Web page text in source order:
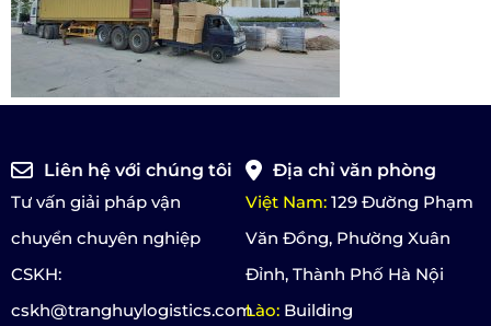
Liên hệ với chúng tôi
Tư vấn giải pháp vận
chuyển chuyên nghiệp
CSKH:
cskh@tranghuylogistics.com
Địa chỉ văn phòng
Việt Nam: 129 Đường Phạm
Văn Đồng, Phường Xuân
Đỉnh, Thành Phố Hà Nội
Lào: Building